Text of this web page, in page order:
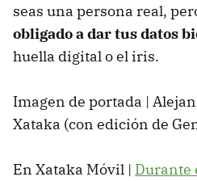
seas una persona real,
obligado a dar tus datos
huella digital o el iris.
Imagen de portada |
Xataka (con edición de
En Xataka Móvil | Durante